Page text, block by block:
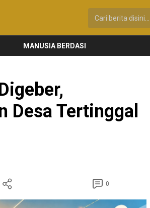
MANUSIA BERDASI
Desa Tertinggal
0